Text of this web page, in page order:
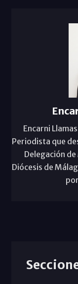
Encarni
Periodista que
Delegación
Diócesis de